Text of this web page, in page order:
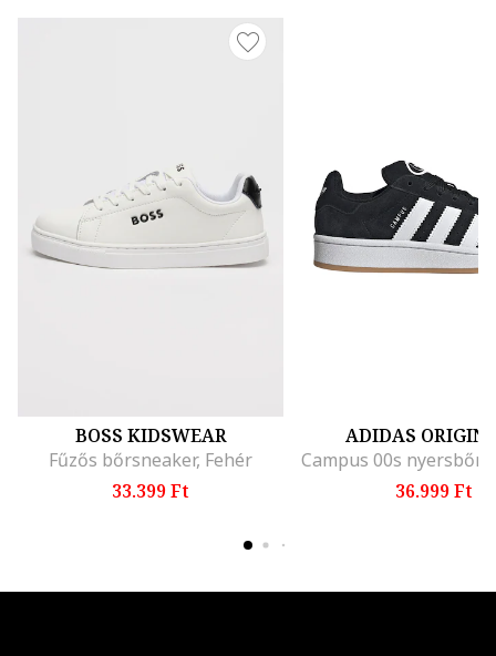
BOSS KIDSWEAR
Fűzős bőrsneaker, Fehér
33.399 Ft
ADIDAS
36.999 Ft